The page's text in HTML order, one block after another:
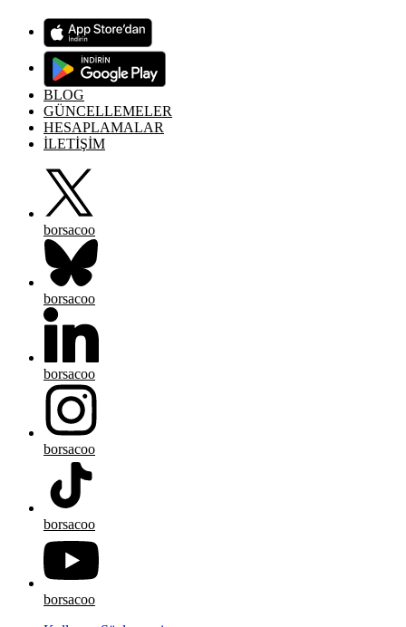
BLOG
GÜNCELLEMELER
HESAPLAMALAR
İLETİŞİM
borsacoo
borsacoo
borsacoo
borsacoo
borsacoo
borsacoo